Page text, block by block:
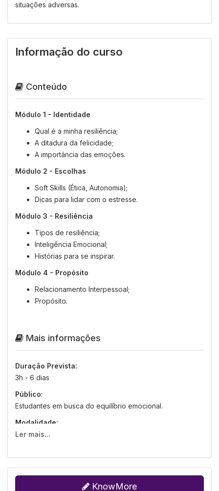
situações adversas.
Informação do curso
Conteúdo
Módulo 1 - Identidade
Qual é a minha resiliência;
A ditadura da felicidade;
A importância das emoções.
Módulo 2 - Escolhas
Soft Skills (Ética, Autonomia);
Dicas para lidar com o estresse.
Módulo 3 - Resiliência
Tipos de resiliência;
Inteligência Emocional;
Histórias para se inspirar.
Módulo 4 - Propósito
Relacionamento Interpessoal;
Propósito.
Mais informações
Duração Prevista:
3h - 6 dias
Público:
Estudantes em busca do equilíbrio emocional.
Modalidade:
A distância.
sabervirtual@ciee.ong.br
Ler mais...
KnowMore